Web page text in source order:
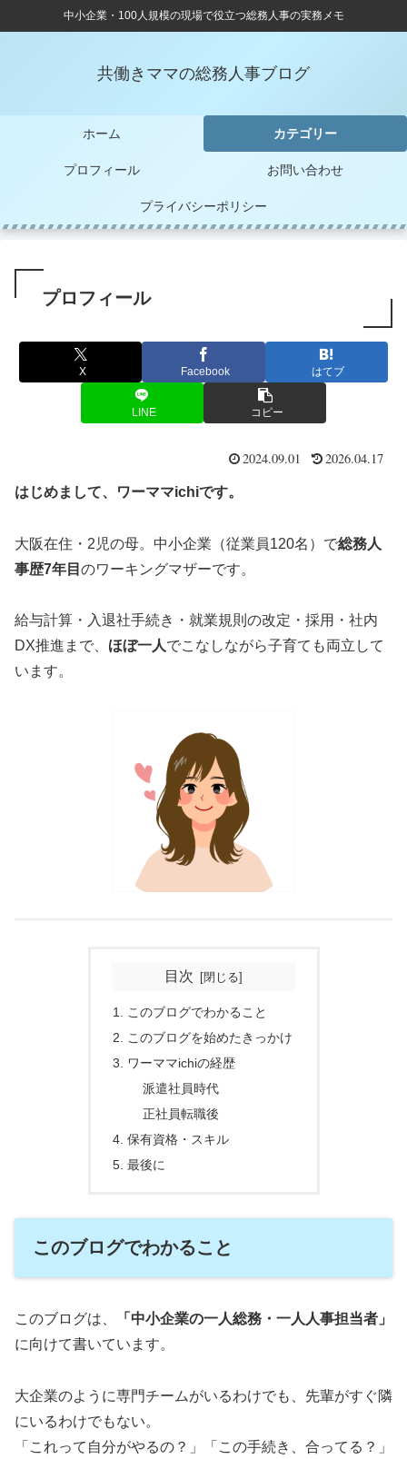
中小企業・100人規模の現場で役立つ総務人事の実務メモ
共働きママの総務人事ブログ
ホーム カテゴリー
プロフィール お問い合わせ
プライバシーポリシー
プロフィール
X Facebook はてブ
LINE コピー
2024.09.01 2026.04.17
はじめまして、ワーママichiです。
大阪在住・2児の母。中小企業（従業員120名）で総務人
事歴7年目 のワーキングマザーです。
給与計算・入退社手続き・就業規則の改定・採用・社内
DX推進まで、 ほぼ一人でこなしながら子育ても両立して
います。
目次
このブログでわかること
このブログを始めたきっかけ
ワーママichiの経歴
派遣社員時代
正社員転職後
保有資格・スキル
最後に
このブログでわかること
このブログは、
「中小企業の一人総務・一人人事担当者」
に向けて書いています。
大企業のように専門チームがいるわけでも、先輩がすぐ隣
にいるわけでもない。
「これって自分がやるの？」「この手続き、合ってる？」